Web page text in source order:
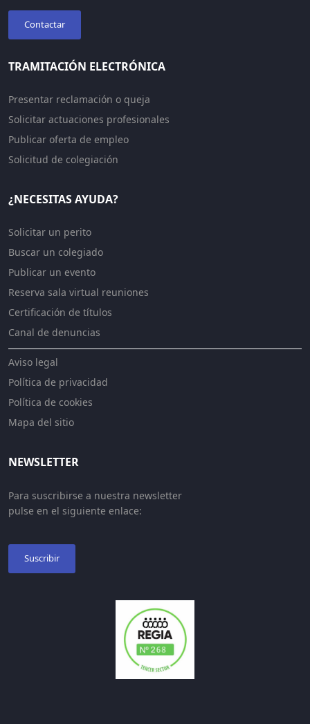
Contactar
TRAMITACIÓN ELECTRÓNICA
Presentar reclamación o queja
Solicitar actuaciones profesionales
Publicar oferta de empleo
Solicitud de colegiación
¿NECESITAS AYUDA?
Solicitar un perito
Buscar un colegiado
Publicar un evento
Reserva sala virtual reuniones
Certificación de títulos
Canal de denuncias
Aviso legal
Política de privacidad
Política de cookies
Mapa del sitio
NEWSLETTER
Para suscribirse a nuestra newsletter
pulse en el siguiente enlace:
Suscribir